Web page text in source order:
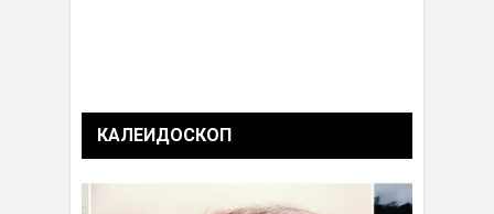
КАЛЕИДОСКОП